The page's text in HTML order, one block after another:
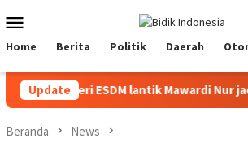
ke
kontenMobile
Home Berita Politik Daerah
Update
Menteri ESDM lantik Mawardi Nur jadi
Beranda News